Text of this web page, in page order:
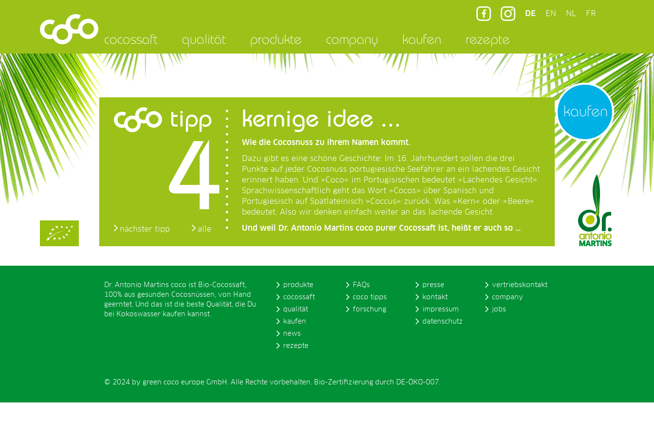
DE EN NL FR
cocossaft qualität produkte company kaufen rezepte
kaufen
tipp
4 kernige idee ...
Wie die Cocosnuss zu ihrem Namen kommt.
Dazu gibt es eine schöne Geschichte: Im 16. Jahrhundert sollen die drei
Punkte auf jeder Cocosnuss portugiesische Seefahrer an ein lachendes Gesicht
erinnert haben. Und »Coco« im Portugisischen bedeutet »Lachendes Gesicht«.
Sprachwissenschaftlich geht das Wort »Cocos» über Spanisch und
Portugiesisch auf Spätlateinisch »Coccus« zurück. Was »Kern« oder »Beere«
bedeutet. Also wir denken einfach weiter an das lachende Gesicht.
Und weil Dr. Antonio Martins coco purer Cocossaft ist, heißt er auch so …
nächster tipp alle
Dr. Antonio Martins coco ist Bio-Cocossaft,
100% aus gesunden Cocosnüssen, von Hand
geerntet. Und das ist die beste Qualität, die Du
bei Kokoswasser kaufen kannst.
produkte
cocossaft
qualität
kaufen
news
rezepte
FAQs
coco tipps
forschung
presse
kontakt
impressum
datenschutz
vertriebskontakt
company
jobs
© 2024 by green coco europe GmbH. Alle Rechte vorbehalten. Bio-Zertifizierung durch DE-ÖKO-007.